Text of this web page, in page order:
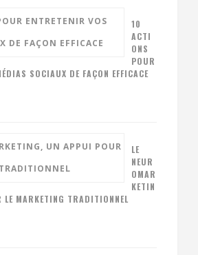
10
ACTI
ONS
POUR
SOCIAUX DE FAÇON EFFICACE
LE
NEUR
OMAR
KETIN
MARKETING TRADITIONNEL